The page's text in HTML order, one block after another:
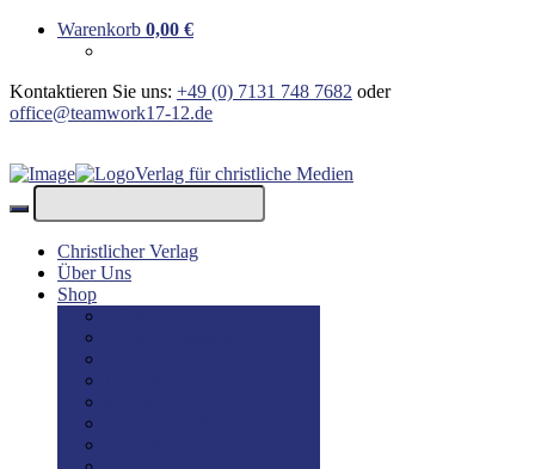
Warenkorb 0,00 €
Kontaktieren Sie uns: +49 (0) 7131 748 7682 oder
office@teamwork17-12.de
Verlag für christliche Medien
Christlicher Verlag
Über Uns
Shop